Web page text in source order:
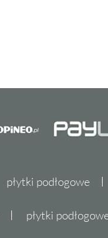
płytki podłogowe
płytki